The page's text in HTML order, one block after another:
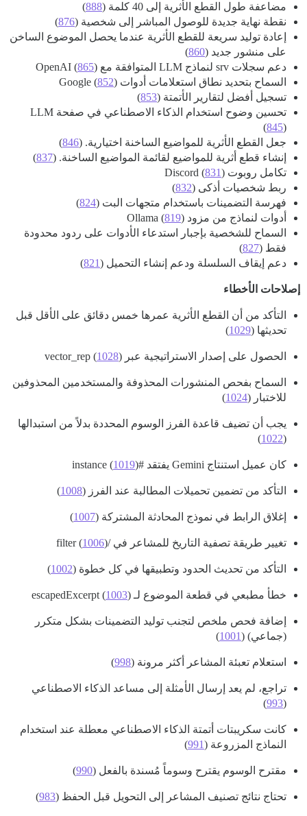
مضاعفة طول القطع الأثرية إلى 40 كلمة (
888
)
نقطة نهاية جديدة للوصول المباشر إلى شخصية (876
)
إعادة توليد سريعة للقطع الأثرية عندما يحصل الموضوع الساخن
على منشور جديد (860
)
دعم سجلات srv لنماذج LLM المتوافقة مع OpenAI (
865)
السماح بتحديد نطاق استعلامات أدوات Google (
852)
تسجيل أفضل لتقارير الأتمتة (853
)
تحسين وضوح استخدام الذكاء الاصطناعي في صفحة LLM
(845)
جعل القطع الأثرية للمواضيع الساخنة اختيارية. (846
)
إنشاء قطع أثرية للمواضيع لقائمة المواضيع الساخنة. (837
)
تكامل روبوت Discord (
831)
ربط شخصيات أذكى (832
)
فهرسة التضمينات باستخدام متجهات البت (824
)
أدوات لنماذج من مزود Ollama ( 819)
السماح للشخصية بإجبار استدعاء الأدوات على ردود محدودة
فقط (827
)
دعم إيقاف السلسلة ودعم إنشاء التحميل (821
)
إصلاحات الأخطاء
التأكد من أن القطع الأثرية عمرها خمس دقائق على الأقل قبل
تحديثها (1029
)
الحصول على إصدار الاستراتيجية عبر vector_rep ( 1028)
السماح بفحص المنشورات المحذوفة والمستخدمين المحذوفين
للاختبار (1024
)
يجب أن تضيف قاعدة الفرز الوسوم المحددة بدلاً من استبدالها
(
1022
)
كان عميل استنتاج Gemini يفتقد #instance
(1019)
التأكد من تضمين تحميلات المطالبة عند الفرز (1008
)
إغلاق الرابط في نموذج المحادثة المشتركة (1007
)
تغيير طريقة تصفية التاريخ للمشاعر في /filter ( 1006)
التأكد من تحديث الحدود وتطبيقها في كل خطوة (1002
)
خطأ مطبعي في قطعة الموضوع لـ escapedExcerpt ( 1003)
إضافة فحص ملخص لتجنب توليد التضمينات بشكل متكرر
(جماعي) (1001
)
استعلام تعبئة المشاعر أكثر مرونة (998
)
تراجع، لم يعد إرسال الأمثلة إلى مساعد الذكاء الاصطناعي
(
993
)
كانت سكريبتات أتمتة الذكاء الاصطناعي معطلة عند استخدام
النماذج المزروعة (991
)
مقترح الوسوم يقترح وسوماً مُسندة بالفعل (990
)
تحتاج نتائج تصنيف المشاعر إلى التحويل قبل الحفظ (983
)